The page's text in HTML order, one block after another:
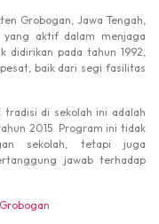
Grobogan, Jawa Tengah,
yang aktif dalam menjaga
didirikan pada tahun 1992,
baik dari segi fasilitas
di sekolah ini adalah
2015. Program ini tidak
sekolah, tetapi juga
jawab terhadap